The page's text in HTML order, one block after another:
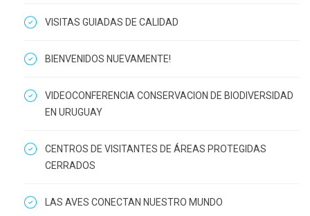
VISITAS GUIADAS DE CALIDAD
BIENVENIDOS NUEVAMENTE!
VIDEOCONFERENCIA CONSERVACION DE BIODIVERSIDAD
EN URUGUAY
CENTROS DE VISITANTES DE ÁREAS PROTEGIDAS
CERRADOS
LAS AVES CONECTAN NUESTRO MUNDO